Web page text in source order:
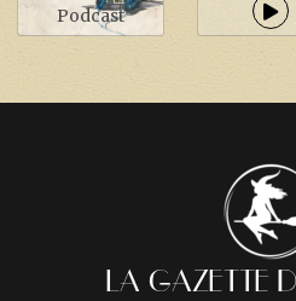
Podcast
LA GAZETTE